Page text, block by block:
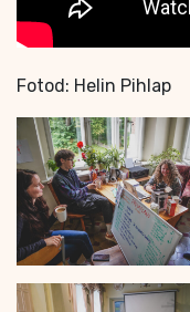
Fotod: Helin Pihlap